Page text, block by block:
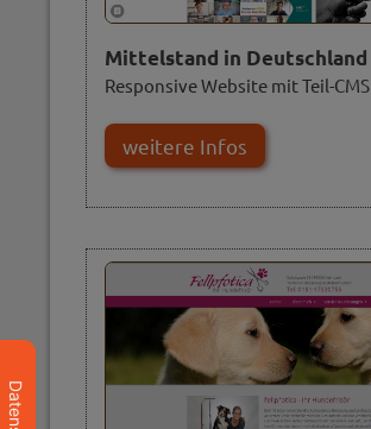
Mittelstand in Deutschland
Responsive Website mit Teil-CMS
weitere Infos